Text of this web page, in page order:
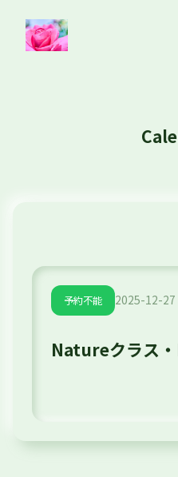
予約不能 2025-12-27
Natureクラス